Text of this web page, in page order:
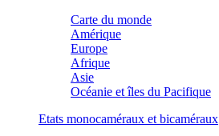
Carte du monde
Amérique
Europe
Afrique
Asie
Océanie et îles du Pacifique
Etats monocaméraux et bicaméraux